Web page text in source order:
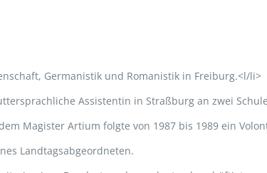
Germanistik und Romanistik in Freiburg.<l/li>
Assistentin in Straßburg an zwei
Magister Artium folgte von 1987 bis 1989 ein
Landtagsabgeordneten.